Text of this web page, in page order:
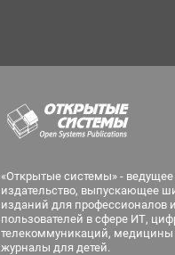
«Открытые системы» -
издательство, выпускающее
изданий для профессионалов
пользователей в сфере ИТ,
телекоммуникаций, медицины
журналы для детей.